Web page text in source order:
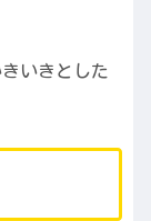
いきとした